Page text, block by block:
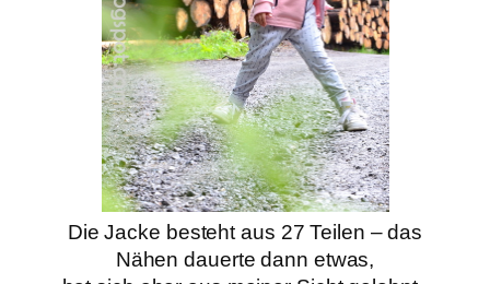
Die Jacke besteht aus 27 Teilen – das
Nähen dauerte dann etwas,